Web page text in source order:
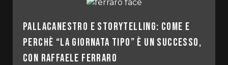
Pallacanestro e storytelling: come e
perchè “La Giornata Tipo” è un successo,
con Raffaele Ferraro